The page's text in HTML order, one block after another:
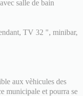
salle de bain
TV 32 ", minibar,
aux vèhicules des
municipale et pourra se